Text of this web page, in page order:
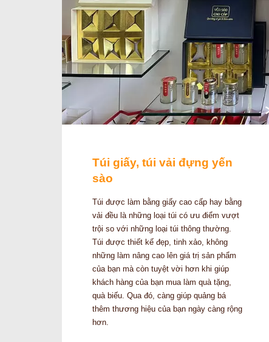
Túi giấy, túi vải đựng yến
sào
Túi được làm bằng giấy cao cấp hay bằng
vải đều là những loại túi có ưu điểm vượt
trội so với những loại túi thông thường.
Túi được thiết kế đẹp, tinh xảo, không
những làm nâng cao lên giá trị sản phẩm
của bạn mà còn tuyệt vời hơn khi giúp
khách hàng của bạn mua làm quà tặng,
quà biếu. Qua đó, càng giúp quảng bá
thêm thương hiệu của bạn ngày càng rộng
hơn.